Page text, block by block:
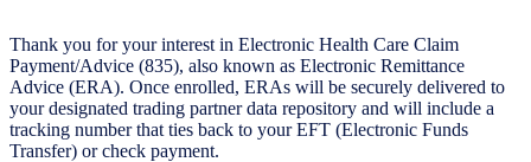
Thank you for your interest in Electronic Health Care Claim
Payment/Advice (835), also known as Electronic Remittance
Advice (ERA). Once enrolled, ERAs will be securely delivered to
your designated trading partner data repository and will include a
tracking number that ties back to your EFT (Electronic Funds
Transfer) or check payment.